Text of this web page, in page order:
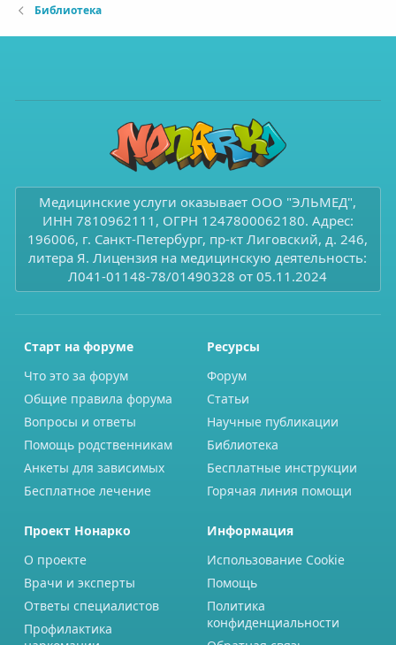
Библиотека
Медицинские услуги оказывает ООО "ЭЛЬМЕД",
ИНН 7810962111, ОГРН 1247800062180. Адрес:
196006, г. Санкт-Петербург, пр-кт Лиговский, д. 246,
литера Я. Лицензия на медицинскую деятельность:
Л041-01148-78/01490328 от 05.11.2024
Старт на форуме
Что это за форум
Общие правила форума
Вопросы и ответы
Помощь родственникам
Анкеты для зависимых
Бесплатное лечение
Ресурсы
Форум
Статьи
Научные публикации
Библиотека
Бесплатные инструкции
Горячая линия помощи
Проект Нонарко
О проекте
Врачи и эксперты
Ответы специалистов
Профилактика
Информация
Использование Cookie
Помощь
Политика
конфиденциальности